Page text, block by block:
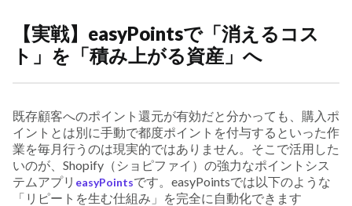
【実戦】easyPointsで「消えるコス
ト」を「積み上がる資産」へ
既存顧客へのポイント還元が有効だと分かっても、購入ポ
イントとは別に手動で都度ポイントを付与するといった作
業を毎月行うのは現実的ではありません。そこで活用した
いのが、Shopify（ショピファイ）の強力なポイントシス
テムアプリ easyPointsです。easyPointsでは以下のような
「リピートを生む仕組み」を完全に自動化できます